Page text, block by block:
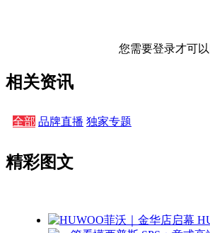
您需要登录才可
相关资讯
全部 品牌直播 独家专题
精彩图文